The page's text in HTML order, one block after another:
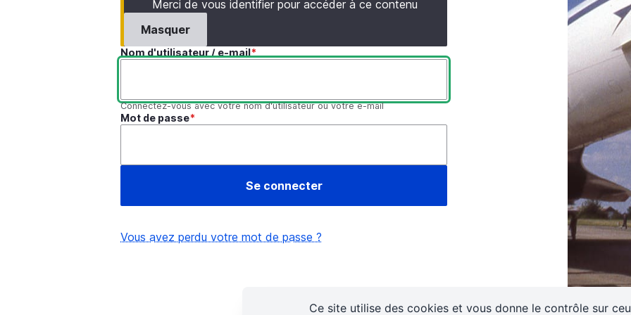
Ce site utilise des cookies et vous donne le contrôle sur
Merci de vous identifier pour accéder à ce contenu
Masquer
Nom d'utilisateur / e-mail
Connectez-vous avec votre nom d'utilisateur ou votre e-mail
Mot de passe
Vous avez perdu votre mot de passe ?